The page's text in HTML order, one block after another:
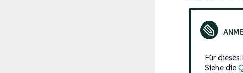
Für
Siehe die